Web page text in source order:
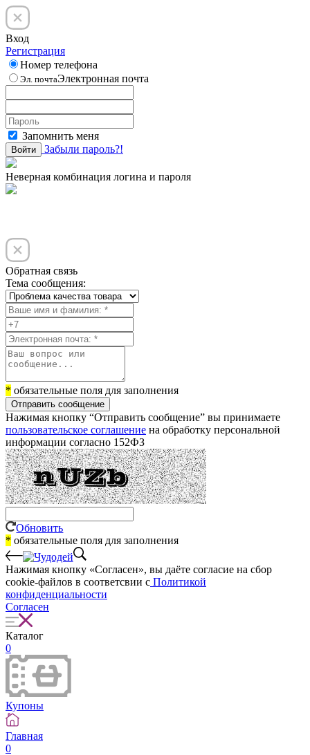
Вход
Регистрация
Номер телефона
Эл. почтаЭлектронная почта
Запомнить меня
Войти Забыли пароль?!
Неверная комбинация логина и пароля
Обратная связь
Тема сообщения:
* обязательные поля для заполнения
Отправить сообщение
Нажимая кнопку “Отправить сообщение” вы принимаете
пользовательское соглашение на обработку персональной
информации согласно 152ФЗ
Обновить
* обязательные поля для заполнения
Нажимая кнопку «Согласен», вы даёте cогласие на сбор
cookie-файлов в соответсвии с Политикой
конфиденциальности
Согласен
Каталог
0
Купоны
Главная
0